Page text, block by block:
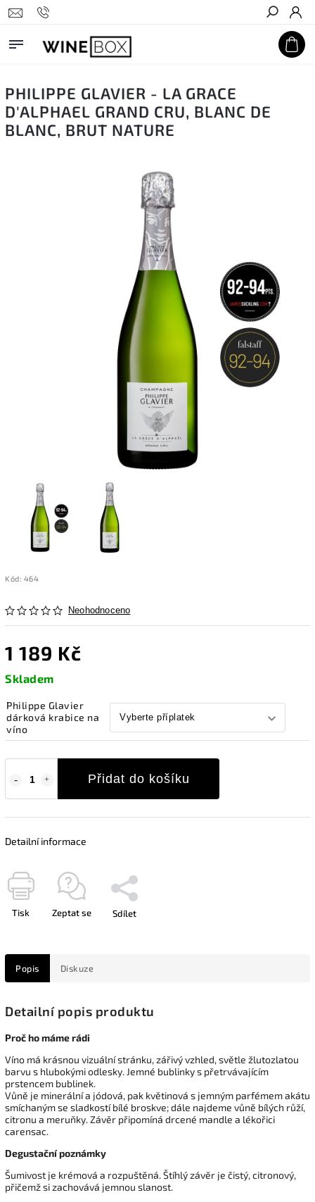
Hledat
PHILIPPE GLAVIER - LA GRACE
D'ALPHAEL GRAND CRU, BLANC DE
BLANC, BRUT NATURE
Kód: 464
Neohodnoceno
1 189 Kč
Skladem
Philippe Glavier
dárková krabice na
víno
Přidat do košíku
Detailní informace
Tisk Zeptat se Sdílet
Popis Diskuze
Detailní popis produktu
Proč ho máme rádi
Víno má krásnou vizuální stránku, zářivý vzhled, světle žlutozlatou
barvu s hlubokými odlesky. Jemné bublinky s přetrvávajícím
prstencem bublinek.
Vůně je minerální a jódová, pak květinová s jemným parfémem akátu
smíchaným se sladkostí bílé broskve; dále najdeme vůně bílých růží,
citronu a meruňky. Závěr připomíná drcené mandle a lékořici
carensac.
Degustační poznámky
Šumivost je krémová a rozpuštěná. Štíhlý závěr je čistý, citronový,
přičemž si zachovává jemnou slanost.